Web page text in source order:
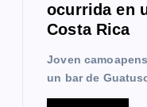
ocurrida en
Costa Rica
Joven
un bar de